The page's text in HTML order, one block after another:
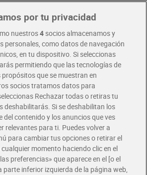
superiores a 100€
Glovo o Uber Eats
y ofertas exclusivas.
por tu privacidad
nuestros4socios almacenamos y
personales, como datos de navegación
en tu dispositivo. Si seleccionas
permitiendo que las tecnologías de
que se muestran en
socios tratamos datos para
Rechazar todas o retiras tu
deshabilitarás. Si se deshabilitan los
del contenido y los anuncios que ves
relevantes para ti. Puedes volver a
para cambiar tus opciones o retirar el
momento haciendo clic en el
preferencias» que aparece en el [o el
parte inferior izquierda de la página web,